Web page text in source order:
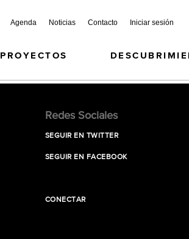
Agenda Noticias Contacto Iniciar sesión
Redes Sociales
SEGUIR EN TWITTER
SEGUIR EN FACEBOOK
CONECTAR